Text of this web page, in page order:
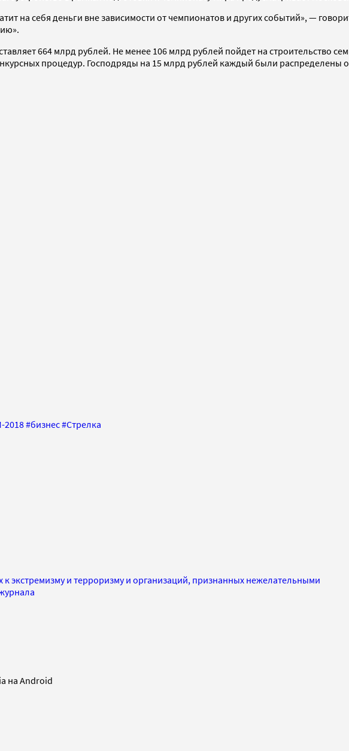
на себя деньги вне зависимости от чемпионатов и других событий», —
664 млрд рублей. Не менее 106 млрд рублей пойдет на строительство
процедур. Господряды на 15 млрд рублей каждый были распределены
2018#бизнес#Стрелка
к экстремизму и терроризму и организаций, признанных нежелательными
на Android